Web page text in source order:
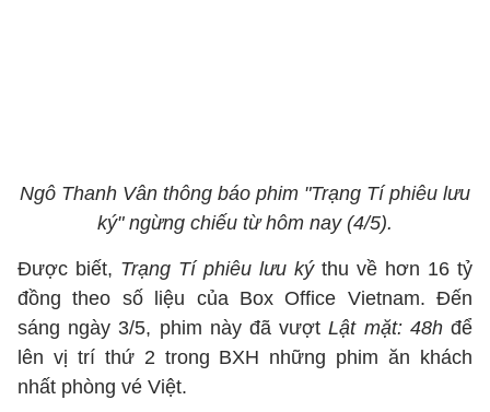
Ngô Thanh Vân thông báo phim "Trạng Tí phiêu lưu
ký" ngừng chiếu từ hôm nay (4/5).
Được biết, Trạng Tí phiêu lưu kýthu về hơn 16 tỷ
đồng theo số liệu của Box Office Vietnam. Đến
sáng ngày 3/5, phim này đã vượtLật mặt: 48hđể
lên vị trí thứ 2 trong BXH những phim ăn khách
nhất phòng vé Việt.